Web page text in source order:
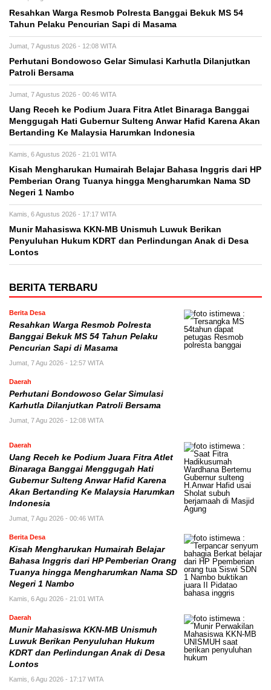
Resahkan Warga Resmob Polresta Banggai Bekuk MS 54
Tahun Pelaku Pencurian Sapi di Masama
Jumat, 7 Agustus 2026 - 12:08 WITA
Perhutani Bondowoso Gelar Simulasi Karhutla Dilanjutkan
Patroli Bersama
Jumat, 7 Agustus 2026 - 00:46 WITA
Uang Receh ke Podium Juara Fitra Atlet Binaraga Banggai
Menggugah Hati Gubernur Sulteng Anwar Hafid Karena Akan
Bertanding Ke Malaysia Harumkan Indonesia
Kamis, 6 Agustus 2026 - 21:01 WITA
Kisah Mengharukan Humairah Belajar Bahasa Inggris dari HP
Pemberian Orang Tuanya hingga Mengharumkan Nama SD
Negeri 1 Nambo
Kamis, 6 Agustus 2026 - 17:17 WITA
Munir Mahasiswa KKN-MB Unismuh Luwuk Berikan
Penyuluhan Hukum KDRT dan Perlindungan Anak di Desa
Lontos
BERITA TERBARU
Berita Desa
Resahkan Warga Resmob Polresta
Banggai Bekuk MS 54 Tahun Pelaku
Pencurian Sapi di Masama
Jumat, 7 Agu 2026 - 12:57 WITA
Daerah
Perhutani Bondowoso Gelar Simulasi
Karhutla Dilanjutkan Patroli Bersama
Jumat, 7 Agu 2026 - 12:08 WITA
Daerah
Uang Receh ke Podium Juara Fitra Atlet
Binaraga Banggai Menggugah Hati
Gubernur Sulteng Anwar Hafid Karena
Akan Bertanding Ke Malaysia Harumkan
Indonesia
Jumat, 7 Agu 2026 - 00:46 WITA
Berita Desa
Kisah Mengharukan Humairah Belajar
Bahasa Inggris dari HP Pemberian Orang
Tuanya hingga Mengharumkan Nama SD
Negeri 1 Nambo
Kamis, 6 Agu 2026 - 21:01 WITA
Daerah
Munir Mahasiswa KKN-MB Unismuh
Luwuk Berikan Penyuluhan Hukum
KDRT dan Perlindungan Anak di Desa
Lontos
Kamis, 6 Agu 2026 - 17:17 WITA